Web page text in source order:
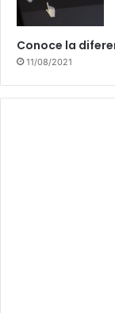
Conoce la
11/08/2021